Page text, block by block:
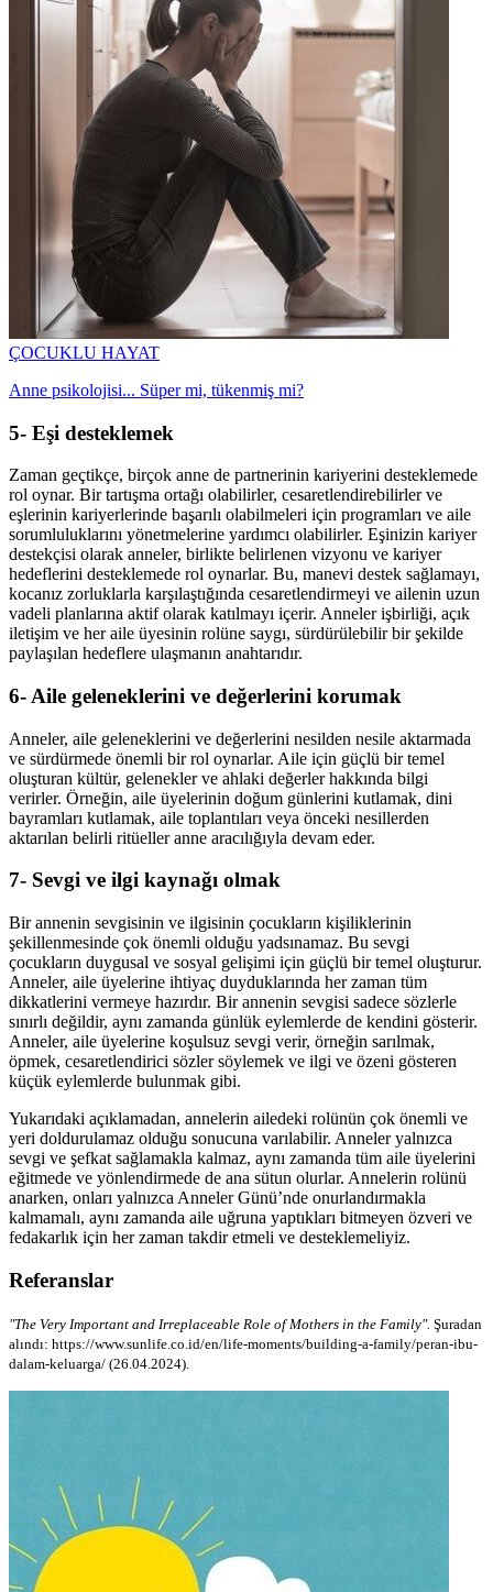
ÇOCUKLU HAYAT
Anne psikolojisi... Süper mi, tükenmiş mi?
5- Eşi desteklemek
Zaman geçtikçe, birçok anne de partnerinin kariyerini desteklemede
rol oynar. Bir tartışma ortağı olabilirler, cesaretlendirebilirler ve
eşlerinin kariyerlerinde başarılı olabilmeleri için programları ve aile
sorumluluklarını yönetmelerine yardımcı olabilirler. Eşinizin kariyer
destekçisi olarak anneler, birlikte belirlenen vizyonu ve kariyer
hedeflerini desteklemede rol oynarlar. Bu, manevi destek sağlamayı,
kocanız zorluklarla karşılaştığında cesaretlendirmeyi ve ailenin uzun
vadeli planlarına aktif olarak katılmayı içerir. Anneler işbirliği, açık
iletişim ve her aile üyesinin rolüne saygı, sürdürülebilir bir şekilde
paylaşılan hedeflere ulaşmanın anahtarıdır.
6- Aile geleneklerini ve değerlerini korumak
Anneler, aile geleneklerini ve değerlerini nesilden nesile aktarmada
ve sürdürmede önemli bir rol oynarlar. Aile için güçlü bir temel
oluşturan kültür, gelenekler ve ahlaki değerler hakkında bilgi
verirler. Örneğin, aile üyelerinin doğum günlerini kutlamak, dini
bayramları kutlamak, aile toplantıları veya önceki nesillerden
aktarılan belirli ritüeller anne aracılığıyla devam eder.
7- Sevgi ve ilgi kaynağı olmak
Bir annenin sevgisinin ve ilgisinin çocukların kişiliklerinin
şekillenmesinde çok önemli olduğu yadsınamaz. Bu sevgi
çocukların duygusal ve sosyal gelişimi için güçlü bir temel oluşturur.
Anneler, aile üyelerine ihtiyaç duyduklarında her zaman tüm
dikkatlerini vermeye hazırdır. Bir annenin sevgisi sadece sözlerle
sınırlı değildir, aynı zamanda günlük eylemlerde de kendini gösterir.
Anneler, aile üyelerine koşulsuz sevgi verir, örneğin sarılmak,
öpmek, cesaretlendirici sözler söylemek ve ilgi ve özeni gösteren
küçük eylemlerde bulunmak gibi.
Yukarıdaki açıklamadan, annelerin ailedeki rolünün çok önemli ve
yeri doldurulamaz olduğu sonucuna varılabilir. Anneler yalnızca
sevgi ve şefkat sağlamakla kalmaz, aynı zamanda tüm aile üyelerini
eğitmede ve yönlendirmede de ana sütun olurlar. Annelerin rolünü
anarken, onları yalnızca Anneler Günü’nde onurlandırmakla
kalmamalı, aynı zamanda aile uğruna yaptıkları bitmeyen özveri ve
fedakarlık için her zaman takdir etmeli ve desteklemeliyiz.
Referanslar
"The Very Important and Irreplaceable Role of Mothers in the Family". Şuradan
alındı: https://www.sunlife.co.id/en/life-moments/building-a-family/peran-ibu-
dalam-keluarga/ (26.04.2024).